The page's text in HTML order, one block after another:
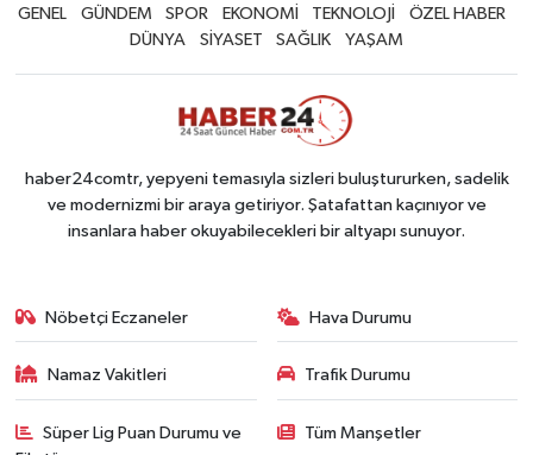
GENEL GÜNDEM SPOR EKONOMİ TEKNOLOJİ
ÖZEL HABER
DÜNYA
SİYASET SAĞLIK YAŞAM
haber24comtr, yepyeni temasıyla sizleri buluştururken, sadelik
ve modernizmi bir araya getiriyor. Şatafattan kaçınıyor ve
insanlara haber okuyabilecekleri bir altyapı sunuyor.
Nöbetçi Eczaneler Hava Durumu
Namaz Vakitleri Trafik Durumu
Süper Lig Puan Durumu ve
Tüm Manşetler